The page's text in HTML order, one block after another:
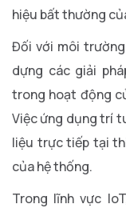
hiệu bất thường
Đối với môi
dựng các giải
trong hoạt động
Việc ứng dụng trí
liệu trực tiếp tại
của hệ thống.
Trong lĩnh vực